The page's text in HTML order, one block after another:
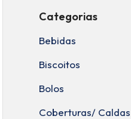
Categorias
Bebidas
Biscoitos
Bolos
Coberturas/ Caldas